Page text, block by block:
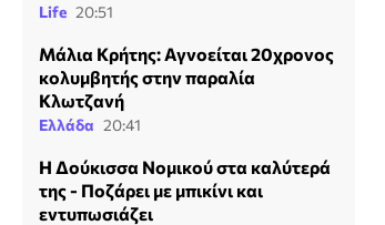
Life 20:51
Μάλια Κρήτης: Αγνοείται 20χρονος
κολυμβητής στην παραλία
Κλωτζανή
Ελλάδα 20:41
Η Δούκισσα Νομικού στα καλύτερά
της - Ποζάρει με μπικίνι και
εντυπωσιάζει